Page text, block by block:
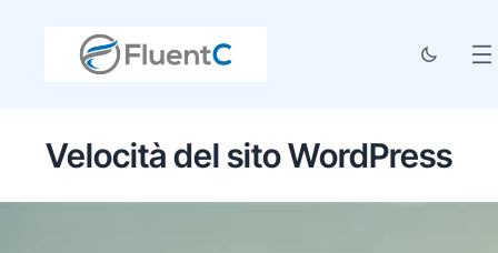
Velocità del sito WordPress